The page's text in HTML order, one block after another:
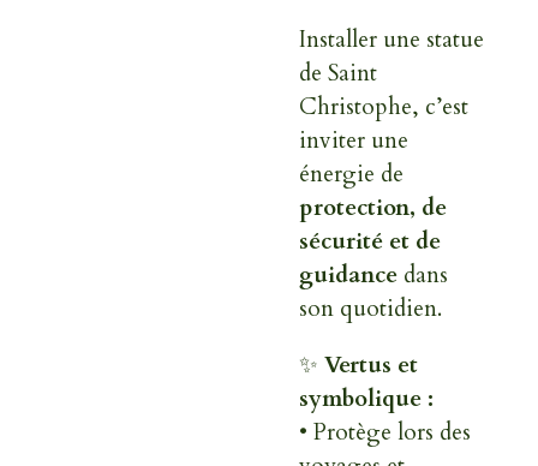
Installer une statue
de Saint
Christophe, c’est
inviter une
énergie de
protection, de
sécurité et de
guidance dans
son quotidien.
✨ Vertus et
symbolique :
• Protège lors des